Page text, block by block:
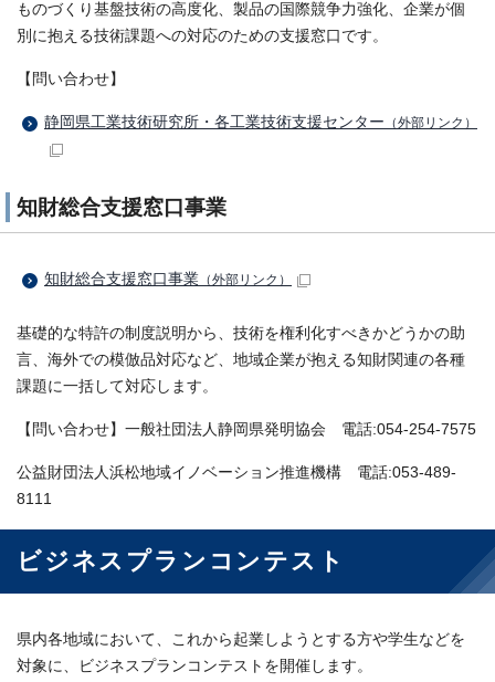
ものづくり基盤技術の高度化、製品の国際競争力強化、企業が個
別に抱える技術課題への対応のための支援窓口です。
【問い合わせ】
静岡県工業技術研究所・各工業技術支援センター （外部リンク）
知財総合支援窓口事業
知財総合支援窓口事業 （外部リンク）
基礎的な特許の制度説明から、技術を権利化すべきかどうかの助
言、海外での模倣品対応など、地域企業が抱える知財関連の各種
課題に一括して対応します。
【問い合わせ】一般社団法人静岡県発明協会 電話:054-254-7575
公益財団法人浜松地域イノベーション推進機構 電話:053-489-
8111
ビジネスプランコンテスト
県内各地域において、これから起業しようとする方や学生などを
対象に、ビジネスプランコンテストを開催します。